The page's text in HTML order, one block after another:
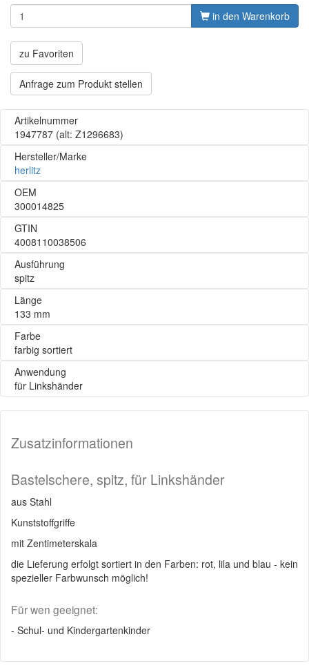
in den Warenkorb
zu Favoriten
Anfrage zum Produkt stellen
Artikelnummer
1947787 (alt: Z1296683)
Hersteller/Marke
herlitz
OEM
300014825
GTIN
4008110038506
Ausführung
spitz
Länge
133 mm
Farbe
farbig sortiert
Anwendung
für Linkshänder
Zusatzinformationen
Bastelschere, spitz, für Linkshänder
aus Stahl
Kunststoffgriffe
mit Zentimeterskala
die Lieferung erfolgt sortiert in den Farben: rot, lila und blau - kein
spezieller Farbwunsch möglich!
Für wen geeignet:
- Schul- und Kindergartenkinder